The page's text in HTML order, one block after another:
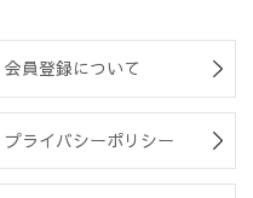
会員登録について
プライバシーポリシー